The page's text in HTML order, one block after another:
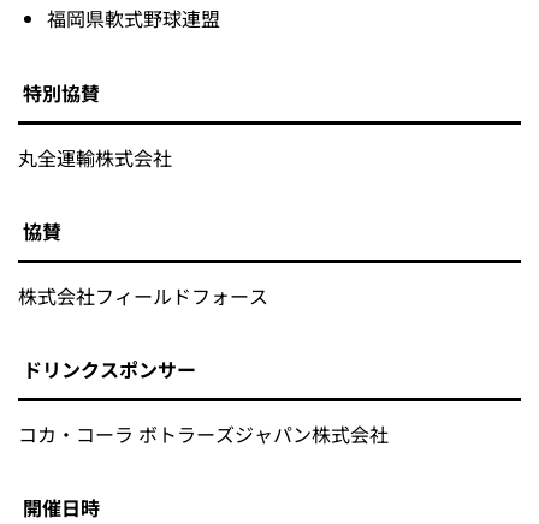
福岡県軟式野球連盟
特別協賛
丸全運輸株式会社
協賛
株式会社フィールドフォース
ドリンクスポンサー
コカ・コーラ ボトラーズジャパン株式会社
開催日時